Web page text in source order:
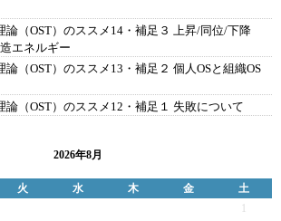
（OST）のススメ14・補足３ 上昇/同位/下降
エネルギー
（OST）のススメ13・補足２ 個人OSと組織OS
（OST）のススメ12・補足１ 失敗について
2026年8月
火 水 木 金
土